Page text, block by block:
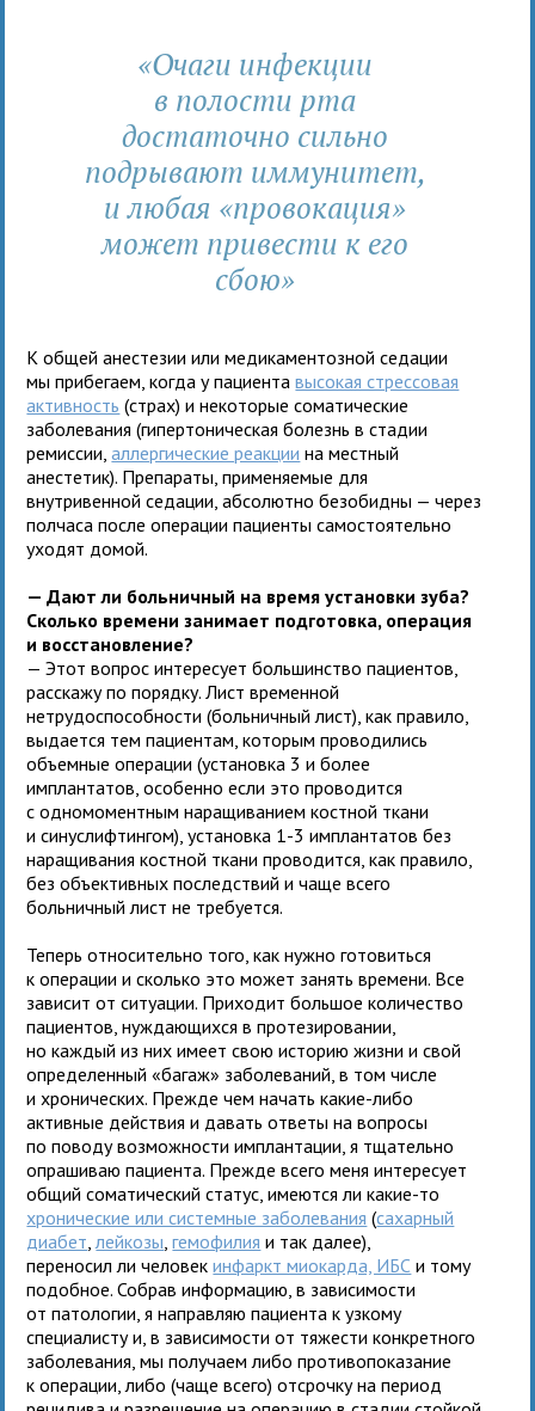
«Очаги инфекции
в полости рта
достаточно сильно
подрывают иммунитет,
и любая «провокация»
может привести к его
сбою»
К общей анестезии или медикаментозной седации
мы прибегаем, когда у пациентавысокая стрессовая
активность (страх) и некоторые соматические
заболевания (гипертоническая болезнь в стадии
ремиссии,аллергические реакции на местный
анестетик). Препараты, применяемые для
внутривенной седации, абсолютно безобидны — через
полчаса после операции пациенты самостоятельно
уходят домой.
— Дают ли больничный на время установки зуба?
Сколько времени занимает подготовка, операция
и восстановление?
— Этот вопрос интересует большинство пациентов,
расскажу по порядку. Лист временной
нетрудоспособности (больничный лист), как правило,
выдается тем пациентам, которым проводились
объемные операции (установка 3 и более
имплантатов, особенно если это проводится
с одномоментным наращиванием костной ткани
и синуслифтингом), установка 1-3 имплантатов без
наращивания костной ткани проводится, как правило,
без объективных последствий и чаще всего
больничный лист не требуется.
Теперь относительно того, как нужно готовиться
к операции и сколько это может занять времени. Все
зависит от ситуации. Приходит большое количество
пациентов, нуждающихся в протезировании,
но каждый из них имеет свою историю жизни и свой
определенный «багаж» заболеваний, в том числе
и хронических. Прежде чем начать какие-либо
активные действия и давать ответы на вопросы
по поводу возможности имплантации, я тщательно
опрашиваю пациента. Прежде всего меня интересует
общий соматический статус, имеются ли какие-то
хронические или системные заболевания (сахарный
диабет ,лейкозы ,гемофилия и так далее),
переносил ли человекинфаркт миокарда, ИБС и тому
подобное. Собрав информацию, в зависимости
от патологии, я направляю пациента к узкому
специалисту и, в зависимости от тяжести конкретного
заболевания, мы получаем либо противопоказание
к операции, либо (чаще всего) отсрочку на период